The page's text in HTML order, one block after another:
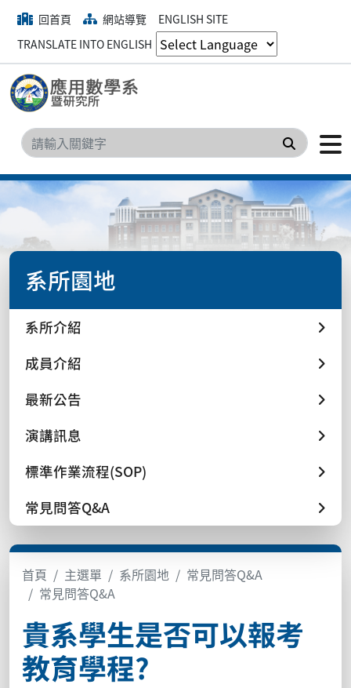
回首頁 網站導覽
ENGLISH SITE
TRANSLATE INTO ENGLISH
搜尋
系所園地
系所介紹
成員介紹
最新公告
演講訊息
標準作業流程(SOP)
常見問答Q&A
首頁 主選單 系所園地
常見問答Q&A
常見問答Q&A
貴系學生是否可以報考
教育學程?